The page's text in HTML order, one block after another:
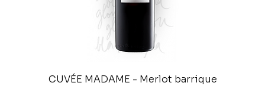
CUVÉE MADAME - Merlot barrique